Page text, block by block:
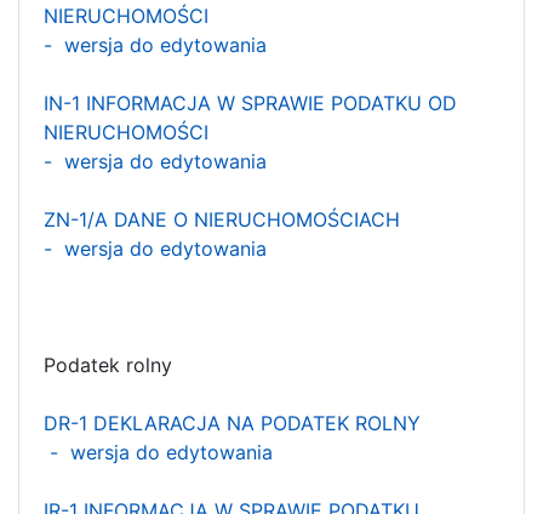
NIERUCHOMOŚCI
- wersja do edytowania
IN-1 INFORMACJA W SPRAWIE PODATKU OD
NIERUCHOMOŚCI
- wersja do edytowania
ZN-1/A DANE O NIERUCHOMOŚCIACH
- wersja do edytowania
Podatek rolny
DR-1 DEKLARACJA NA PODATEK ROLNY
- wersja do edytowania